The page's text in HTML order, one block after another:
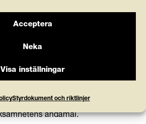
Acceptera
Neka
Visa inställningar
Styrdokument och riktlinjer
Kontakta
granskas av Svensk
minst 75 % av intäkterna till
ändamål.